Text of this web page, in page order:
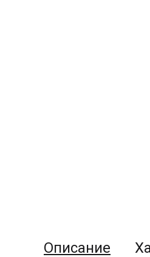
Описание